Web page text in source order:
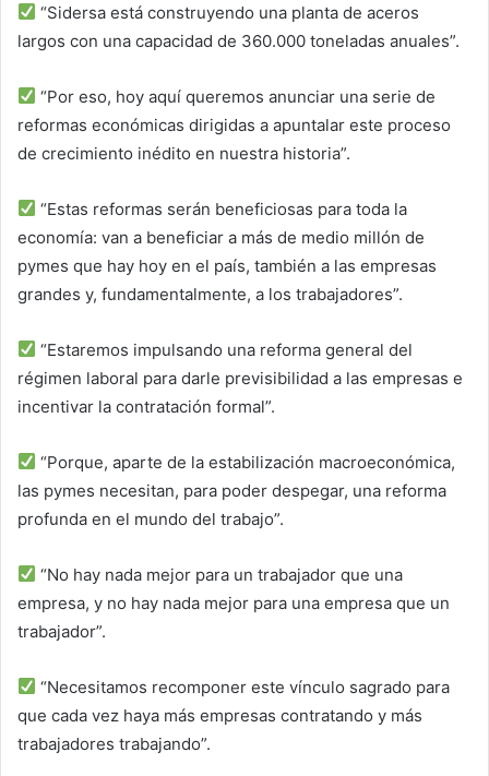
“Sidersa está construyendo una planta de aceros
largos con una capacidad de 360.000 toneladas anuales”.
“Por eso, hoy aquí queremos anunciar una serie de
reformas económicas dirigidas a apuntalar este proceso
de crecimiento inédito en nuestra historia”.
“Estas reformas serán beneficiosas para toda la
economía: van a beneficiar a más de medio millón de
pymes que hay hoy en el país, también a las empresas
grandes y, fundamentalmente, a los trabajadores”.
“Estaremos impulsando una reforma general del
régimen laboral para darle previsibilidad a las empresas e
incentivar la contratación formal”.
“Porque, aparte de la estabilización macroeconómica,
las pymes necesitan, para poder despegar, una reforma
profunda en el mundo del trabajo”.
“No hay nada mejor para un trabajador que una
empresa, y no hay nada mejor para una empresa que un
trabajador”.
“Necesitamos recomponer este vínculo sagrado para
que cada vez haya más empresas contratando y más
trabajadores trabajando”.